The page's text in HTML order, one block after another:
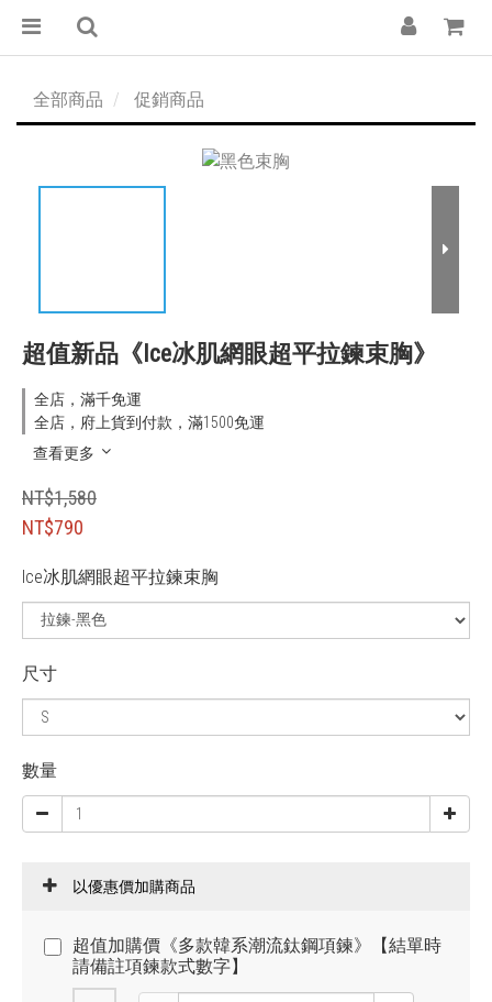
全部商品 促銷商品
超值新品《Ice冰肌網眼超平拉鍊束胸》
全店，滿千免運
全店，府上貨到付款，滿1500免運
查看更多
NT$1,580
NT$790
Ice冰肌網眼超平拉鍊束胸
尺寸
數量
以優惠價加購商品
超值加購價《多款韓系潮流鈦鋼項鍊》【結單時
請備註項鍊款式數字】